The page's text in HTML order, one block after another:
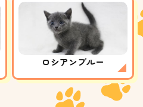
ロシアンブルー